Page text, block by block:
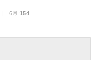
| 6月:154